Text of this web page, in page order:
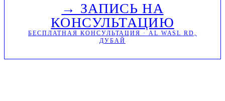
→ ЗАПИСЬ НА
КОНСУЛЬТАЦИЮ
БЕСПЛАТНАЯ КОНСУЛЬТАЦИЯ · AL WASL RD,
ДУБАЙ